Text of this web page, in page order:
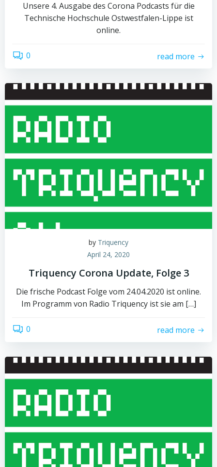
Unsere 4. Ausgabe des Corona Podcasts für die
Technische Hochschule Ostwestfalen-Lippe ist
online.
0 read more
by Triquency
April 24, 2020
Triquency Corona Update, Folge 3
Die frische Podcast Folge vom 24.04.2020 ist online.
Im Programm von Radio Triquency ist sie am […]
0 read more